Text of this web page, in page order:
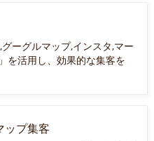
,グーグルマップ,インスタ,マー
を活用し、効果的な集客を
ップ集客